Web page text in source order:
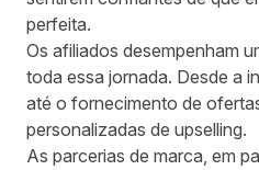
perfeita.
Os afiliados desempenham
toda essa jornada. Desde a
até o fornecimento de
personalizadas de upselling.
As parcerias de marca, em